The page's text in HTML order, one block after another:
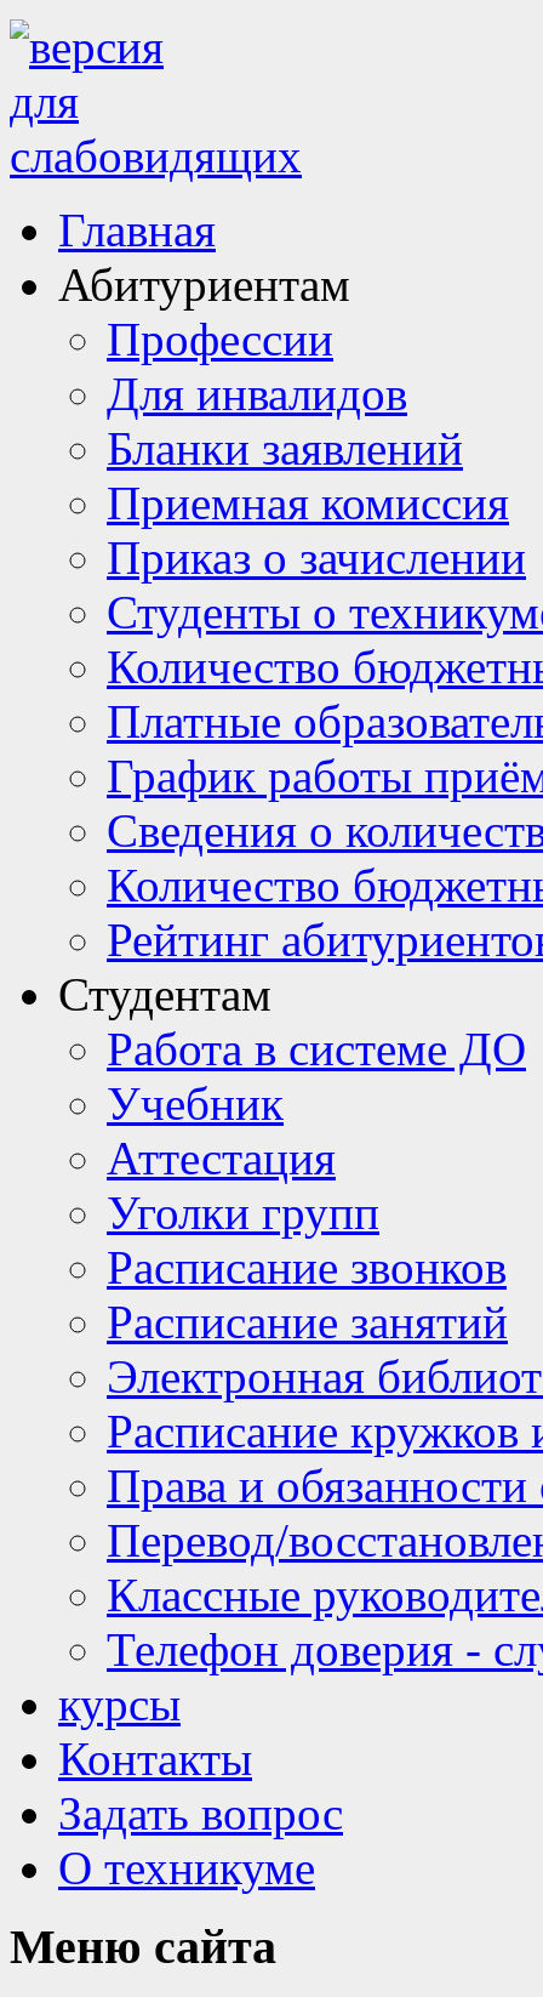
Главная
Абитуриентам
Профессии
Для инвалидов
Бланки заявлений
Приемная комиссия
Приказ о зачислении
Студенты о
Количество
Платные
График работы
Сведения о
Количество
Рейтинг
Студентам
Работа в системе ДО
Учебник
Аттестация
Уголки групп
Расписание звонков
Расписание занятий
Электронная
Расписание кружков
Права и
Перевод/
Классные
Телефон доверия -
курсы
Контакты
Задать вопрос
О техникуме
Меню сайта